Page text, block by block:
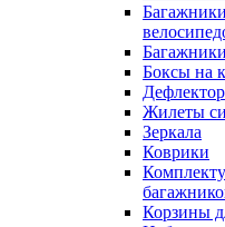
Боксы на
Жилеты
Зеркала
Коврики
Корзины